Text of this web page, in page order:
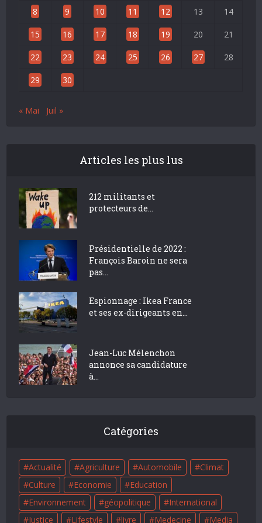
8 9 10 11 12 13 14
15 16 17 18 19 20 21
22 23 24 25 26 27 28
29 30
« Mai Juil »
Articles les plus lus
212 militants et
protecteurs de...
Présidentielle de 2022 :
François Baroin ne sera
pas...
Espionnage : Ikea France
et ses ex-dirigeants en...
Jean-Luc Mélenchon
annonce sa candidature
à...
Catégories
Actualité Agriculture Automobile
Climat
Culture
Economie
Education
Environnement
géopolitique
International
Justice
Lifestyle livre Medecine Media